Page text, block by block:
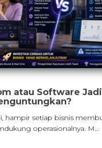
atau Software
hampir setiap bisnis
operasionalnya. M…